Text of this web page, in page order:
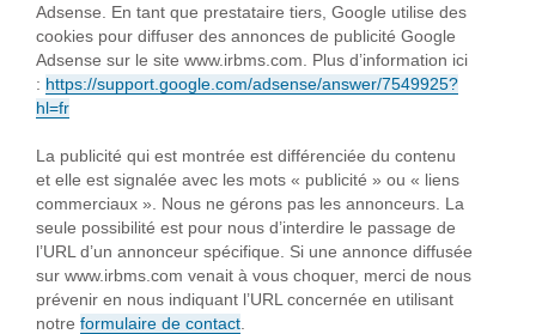
Adsense. En tant que prestataire tiers, Google utilise des
cookies pour diffuser des annonces de publicité Google
Adsense sur le site www.irbms.com. Plus d’information ici
: https://support.google.com/adsense/answer/7549925?
hl=fr
La publicité qui est montrée est différenciée du contenu
et elle est signalée avec les mots « publicité » ou « liens
commerciaux ». Nous ne gérons pas les annonceurs. La
seule possibilité est pour nous d’interdire le passage de
l’URL d’un annonceur spécifique. Si une annonce diffusée
sur www.irbms.com venait à vous choquer, merci de nous
prévenir en nous indiquant l’URL concernée en utilisant
notreformulaire de contact